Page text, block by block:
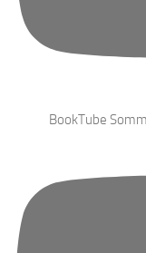
BookTube